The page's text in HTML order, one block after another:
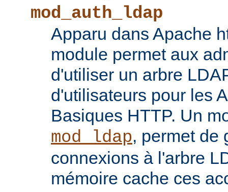
mod_auth_ldap
Apparu dans Apache
module permet aux
d'utiliser un arbre
d'utilisateurs pour les
Basiques HTTP. Un
mod_ldap, permet de
connexions à l'arbre
mémoire cache ces